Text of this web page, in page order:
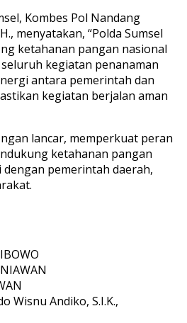
Kombes Pol Nandang
menyatakan, “Polda Sumsel
ketahanan pangan nasional
kegiatan penanaman
antara pemerintah dan
kegiatan berjalan aman
lancar, memperkuat peran
ketahanan pangan
pemerintah daerah,